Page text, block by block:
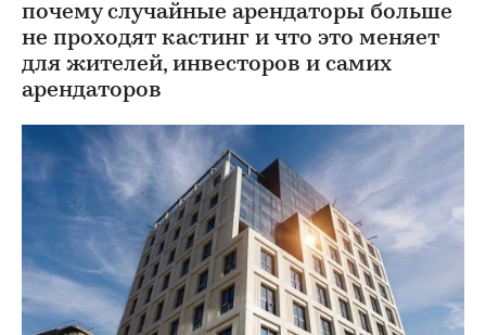
почему случайные арендаторы больше
не проходят кастинг и что это меняет
для жителей, инвесторов и самих
арендаторов